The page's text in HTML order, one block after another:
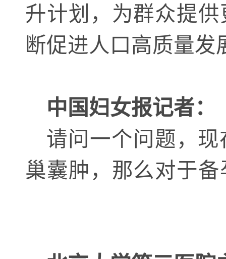
升计划，为群众提
断促进人口高质量发
中国妇女报记者：
请问一个问题，
巢囊肿，那么对于